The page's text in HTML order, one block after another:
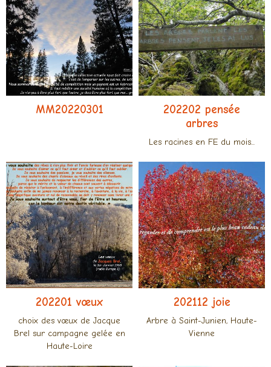
MM20220301
202202 pensée
arbres
Les racines en FE du mois...
202201 vœux
choix des vœux de Jacque
Brel sur campagne gelée en
Haute-Loire
202112 joie
Arbre à Saint-Junien, Haute-
Vienne